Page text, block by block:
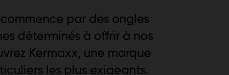
par des ongles
déterminés à offrir à nos
Kermaxx, une marque
les plus exigeants.